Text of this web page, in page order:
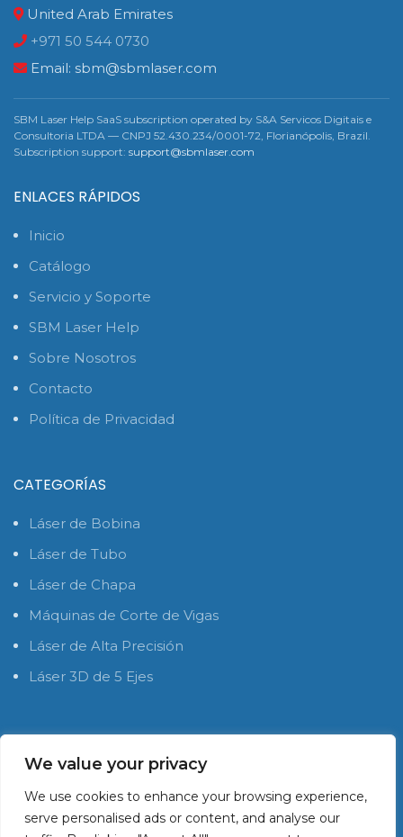
We value your privacy
We use cookies to enhance your browsing experience,
serve personalised ads or content, and analyse our
United Arab Emirates
+971 50 544 0730
Email: sbm@sbmlaser.com
SBM Laser Help SaaS subscription operated by S&A Servicos Digitais e
Consultoria LTDA — CNPJ 52.430.234/0001-72, Florianópolis, Brazil.
Subscription support: support@sbmlaser.com
ENLACES RÁPIDOS
Inicio
Catálogo
Servicio y Soporte
SBM Laser Help
Sobre Nosotros
Contacto
Política de Privacidad
CATEGORÍAS
Láser de Bobina
Láser de Tubo
Láser de Chapa
Máquinas de Corte de Vigas
Láser de Alta Precisión
Láser 3D de 5 Ejes